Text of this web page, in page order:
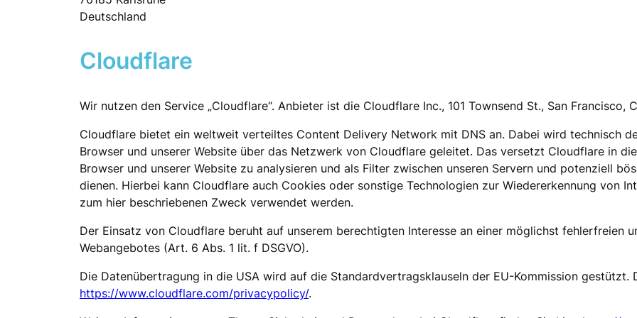
Deutschland
Cloudflare
Wir nutzen den Service „Cloudflare“. Anbieter ist die Cloudflare Inc., 101 Townsend St., San Francisco,
Cloudflare bietet ein weltweit verteiltes Content Delivery Network mit DNS an. Dabei wird technisch
Browser und unserer Website über das Netzwerk von Cloudflare geleitet. Das versetzt Cloudflare in
Browser und unserer Website zu analysieren und als Filter zwischen unseren Servern und potenziell
dienen. Hierbei kann Cloudflare auch Cookies oder sonstige Technologien zur Wiedererkennung von
zum hier beschriebenen Zweck verwendet werden.
Der Einsatz von Cloudflare beruht auf unserem berechtigten Interesse an einer möglichst fehlerfreien
Webangebotes (Art. 6 Abs. 1 lit. f DSGVO).
Die Datenübertragung in die USA wird auf die Standardvertragsklauseln der EU-Kommission gestützt.
https://www.cloudflare.com/privacypolicy/.